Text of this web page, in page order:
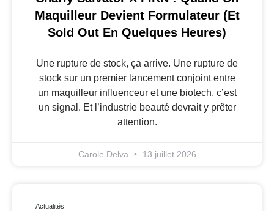
Maquilleur Devient Formulateur (et
Sold Out En Quelques Heures)
Une rupture de stock, ça arrive. Une rupture de
stock sur un premier lancement conjoint entre
un maquilleur influenceur et une biotech, c’est
un signal. Et l’industrie beauté devrait y prêter
attention.
Carole Delva 13 juillet 2026
Actualités